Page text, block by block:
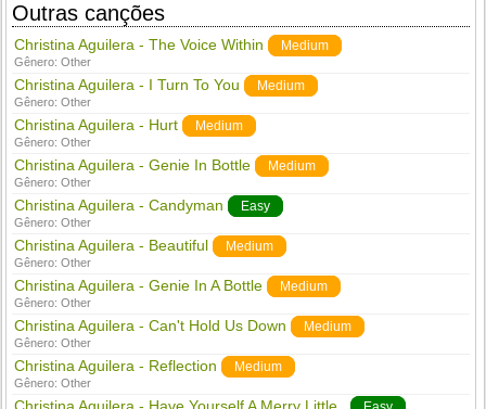
Outras canções
Christina Aguilera - The Voice Within Medium
Gênero:Other
Christina Aguilera - I Turn To You Medium
Gênero:Other
Christina Aguilera - Hurt Medium
Gênero:Other
Christina Aguilera - Genie In Bottle Medium
Gênero:Other
Christina Aguilera - Candyman Easy
Gênero:Other
Christina Aguilera - Beautiful Medium
Gênero:Other
Christina Aguilera - Genie In A Bottle Medium
Gênero:Other
Christina Aguilera - Can't Hold Us Down Medium
Gênero:Other
Christina Aguilera - Reflection Medium
Gênero:Other